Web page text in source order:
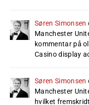
Søren Simonsen
Manchester
kommentar på
Casino display
Søren Simonsen
Manchester
hvilket